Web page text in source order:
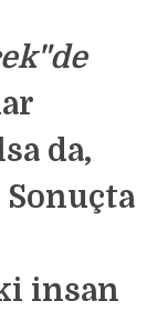
"de
da,
insan